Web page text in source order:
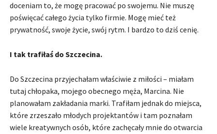
doceniam to, że mogę pracować po swojemu. Nie muszę
poświęcać całego życia tylko firmie. Mogę mieć też
prywatność, swoje życie, swój rytm. I bardzo to dziś cenię.
I tak trafiłaś do Szczecina.
Do Szczecina przyjechałam właściwie z miłości – miałam
tutaj chłopaka, mojego obecnego męża, Marcina. Nie
planowałam zakładania marki. Trafiłam jednak do miejsca,
które zrzeszało młodych projektantów i tam poznałam
wiele kreatywnych osób, które zachęcały mnie do otwarcia